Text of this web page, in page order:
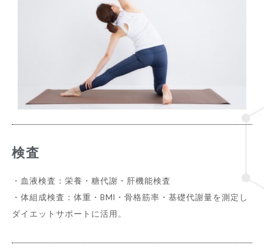
検査
・血液検査：栄養・糖代謝・肝機能検査
・体組成検査：体重・BMI・骨格筋率・基礎代謝量を測定し
ダイエットサポートに活用。